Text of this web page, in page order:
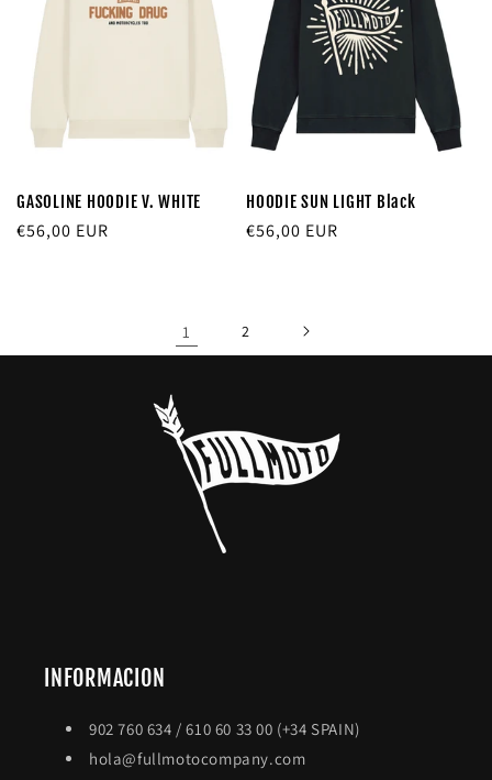
GASOLINE HOODIE V. WHITE
Precio
€56,00 EUR
HOODIE SUN LIGHT Black
Precio
€56,00 EUR
1 2
INFORMACION
902 760 634 / 610 60 33 00 (+34 SPAIN)
hola@fullmotocompany.com